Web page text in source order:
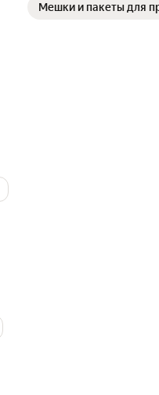
Мешки и пакеты для